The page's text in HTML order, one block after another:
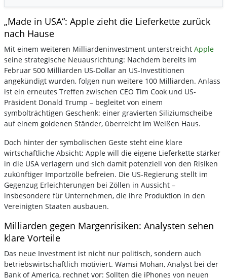
„Made in USA“: Apple zieht die Lieferkette zurück
nach Hause
Mit einem weiteren Milliardeninvestment unterstreicht Apple
seine strategische Neuausrichtung: Nachdem bereits im
Februar 500 Milliarden US-Dollar an US-Investitionen
angekündigt wurden, folgen nun weitere 100 Milliarden. Anlass
ist ein erneutes Treffen zwischen CEO Tim Cook und US-
Präsident Donald Trump – begleitet von einem
symbolträchtigen Geschenk: einer gravierten Siliziumscheibe
auf einem goldenen Ständer, überreicht im Weißen Haus.
Doch hinter der symbolischen Geste steht eine klare
wirtschaftliche Absicht: Apple will die eigene Lieferkette stärker
in die USA verlagern und sich damit potenziell von den Risiken
zukünftiger Importzölle befreien. Die US-Regierung stellt im
Gegenzug Erleichterungen bei Zöllen in Aussicht –
insbesondere für Unternehmen, die ihre Produktion in den
Vereinigten Staaten ausbauen.
Milliarden gegen Margenrisiken: Analysten sehen
klare Vorteile
Das neue Investment ist nicht nur politisch, sondern auch
betriebswirtschaftlich motiviert. Wamsi Mohan, Analyst bei der
Bank of America, rechnet vor: Sollten die iPhones von neuen